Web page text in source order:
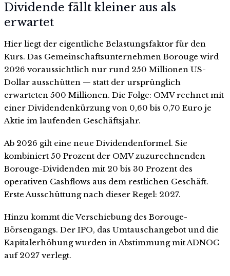
Dividende fällt kleiner aus als
erwartet
Hier liegt der eigentliche Belastungsfaktor für den
Kurs. Das Gemeinschaftsunternehmen Borouge wird
2026 voraussichtlich nur rund 250 Millionen US-
Dollar ausschütten — statt der ursprünglich
erwarteten 500 Millionen. Die Folge: OMV rechnet mit
einer Dividendenkürzung von 0,60 bis 0,70 Euro je
Aktie im laufenden Geschäftsjahr.
Ab 2026 gilt eine neue Dividendenformel. Sie
kombiniert 50 Prozent der OMV zuzurechnenden
Borouge-Dividenden mit 20 bis 30 Prozent des
operativen Cashflows aus dem restlichen Geschäft.
Erste Ausschüttung nach dieser Regel: 2027.
Hinzu kommt die Verschiebung des Borouge-
Börsengangs. Der IPO, das Umtauschangebot und die
Kapitalerhöhung wurden in Abstimmung mit ADNOC
auf 2027 verlegt.